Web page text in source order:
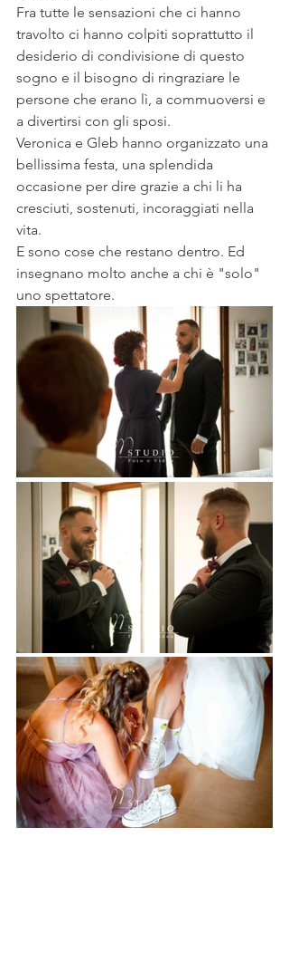
Fra tutte le sensazioni che ci hanno
travolto ci hanno colpiti soprattutto il
desiderio di condivisione di questo
sogno e il bisogno di ringraziare le
persone che erano lì, a commuoversi e
a divertirsi con gli sposi.
Veronica e Gleb hanno organizzato una
bellissima festa, una splendida
occasione per dire grazie a chi li ha
cresciuti, sostenuti, incoraggiati nella
vita.
E sono cose che restano dentro. Ed
insegnano molto anche a chi è "solo"
uno spettatore.